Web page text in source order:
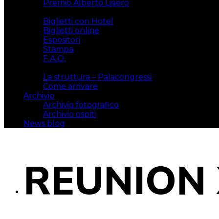
Premio Alberto Lisiero
Biglietti con Hotel
Biglietti online
Espositori
Stampa
F.A.Q.
La struttura – Palacongressi
Come arrivare
Archivio
Archivio fotografico
Archivio ospiti
News blog